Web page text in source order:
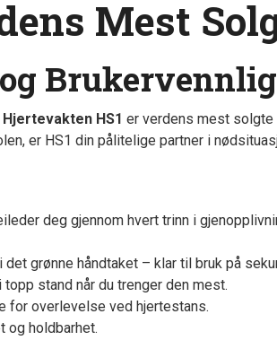
Mest
Hjertevakten HS1 er verdens mest
er HS1 din pålitelige partner i
deg gjennom hvert trinn i
grønne håndtaket – klar til bruk på
stand når du trenger den mest.
for overlevelse ved hjertestans.
og holdbarhet.